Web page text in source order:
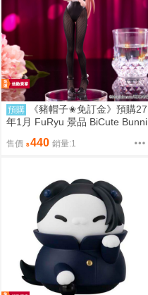
預購
《豬帽子✬免訂金》預購27
年1月 FuRyu 景品 BiCute Bunni
郎 0906
售價 440 銷量:1